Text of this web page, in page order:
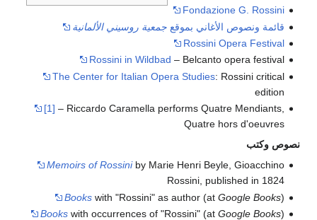
Fondazione G. Rossini
قائمة ونصوص الأغاني بموقعجمعية روسيني الألمانية
Rossini Opera Festival
Rossini in Wildbad – Belcanto opera festival
The Center for Italian Opera Studies: Rossini critical
edition
[1] – Riccardo Caramella performs Quatre Mendiants,
Quatre hors d'oeuvres
نصوص وكتب
Memoirs of Rossiniby Marie Henri Beyle, Gioacchino
Rossini, published in 1824
Bookswith "Rossini" as author (at Google Books)
Bookswith occurrences of "Rossini" (at Google Books)